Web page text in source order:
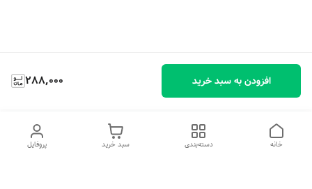
288,000 افزودن به سبد خرید
پروفایل سبد خرید دسته‌بندی خانه